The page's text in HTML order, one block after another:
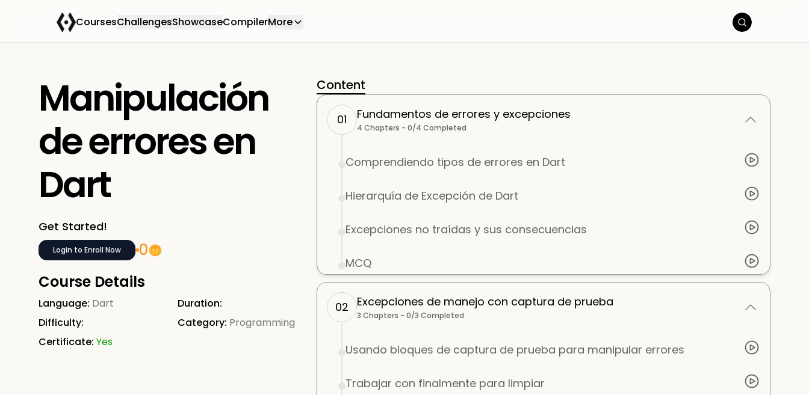
CoursesChallengesShowcaseCompilerMore
Manipulación
de errores en
Dart
Get Started!
Login to Enroll Now
0
Course Details
Language: Dart
Duration:
Difficulty:
Category: Programming
Certificate: Yes
Content
01 Fundamentos de errores y excepciones
4 Chapters - 0/4 Completed
Comprendiendo tipos de errores en Dart
Hierarquía de Excepción de Dart
Excepciones no traídas y sus consecuencias
MCQ
02 Excepciones de manejo con captura de prueba
3 Chapters - 0/3 Completed
Usando bloques de captura de prueba para manipular errores
Trabajar con finalmente para limpiar